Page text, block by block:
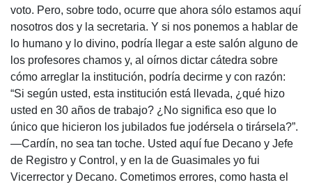
voto. Pero, sobre todo, ocurre que ahora sólo estamos aquí
nosotros dos y la secretaria. Y si nos ponemos a hablar de
lo humano y lo divino, podría llegar a este salón alguno de
los profesores chamos y, al oírnos dictar cátedra sobre
cómo arreglar la institución, podría decirme y con razón:
“Si según usted, esta institución está llevada, ¿qué hizo
usted en 30 años de trabajo? ¿No significa eso que lo
único que hicieron los jubilados fue jodérsela o tirársela?”.
—Cardín, no sea tan toche. Usted aquí fue Decano y Jefe
de Registro y Control, y en la de Guasimales yo fui
Vicerrector y Decano. Cometimos errores, como hasta el